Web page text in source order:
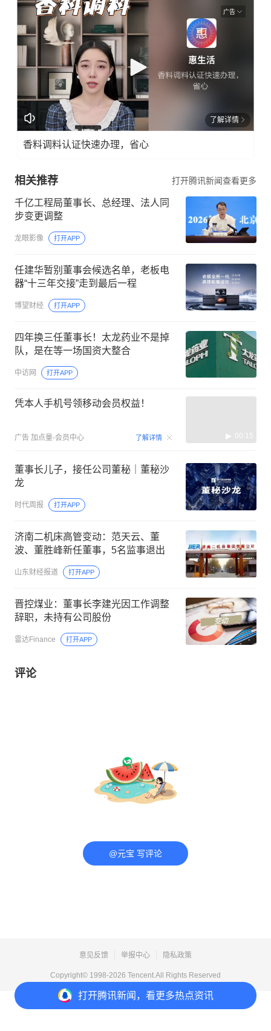
打开腾讯新闻，看更多热点资讯
广告
了解详情
香料调料认证快速办理，省心
相关推荐 打开腾讯新闻查看更多
千亿工程局董事长、总经理、法人同
步变更调整
龙眼影像 打开APP
任建华暂别董事会候选名单，老板电
器“十三年交接”走到最后一程
博望财经 打开APP
四年换三任董事长！太龙药业不是掉
队，是在等一场国资大整合
中访网 打开APP
凭本人手机号领移动会员权益！
广告 加点量-会员中心 了解详情 00:15
董事长儿子，接任公司董秘｜董秘沙
龙
时代周报 打开APP
济南二机床高管变动：范天云、董
波、董胜峰新任董事，5名监事退出
山东财经报道 打开APP
晋控煤业：董事长李建光因工作调整
辞职，未持有公司股份
雷达Finance 打开APP
评论
@元宝 写评论
意见反馈 举报中心 隐私政策
Copyright© 1998-2026 Tencent.All Rights Reserved